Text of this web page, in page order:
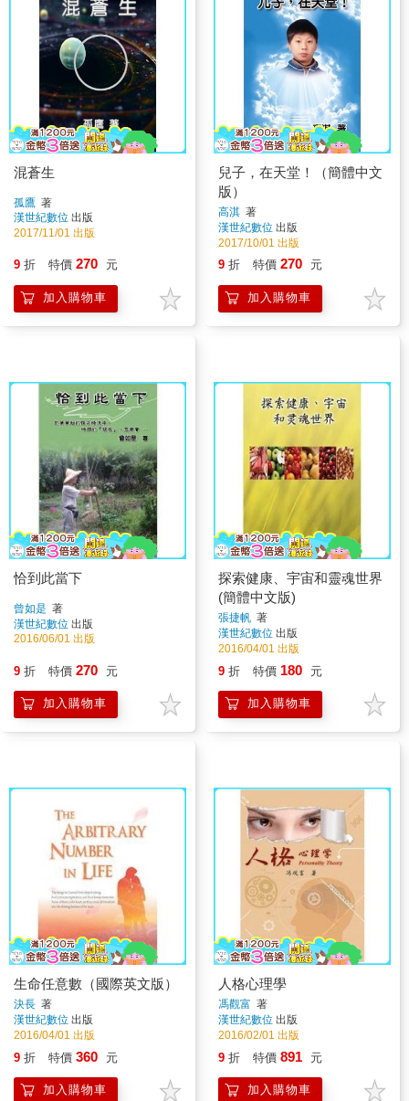
混蒼生
孤鷹 著
漢世紀數位 出版
2017/11/01 出版
9 折 特價 270 元
加入購物車
兒子，在天堂！（簡體中文
版）
高淇 著
漢世紀數位 出版
2017/10/01 出版
9 折 特價 270 元
加入購物車
恰到此當下
曾如是 著
漢世紀數位 出版
2016/06/01 出版
9 折 特價 270 元
加入購物車
探索健康、宇宙和靈魂世界
(簡體中文版)
張捷帆 著
漢世紀數位 出版
2016/04/01 出版
9 折 特價 180 元
加入購物車
生命任意數（國際英文版）
決長 著
漢世紀數位 出版
2016/04/01 出版
9 折 特價 360 元
加入購物車
人格心理學
馮觀富 著
漢世紀數位 出版
2016/02/01 出版
9 折 特價 891 元
加入購物車